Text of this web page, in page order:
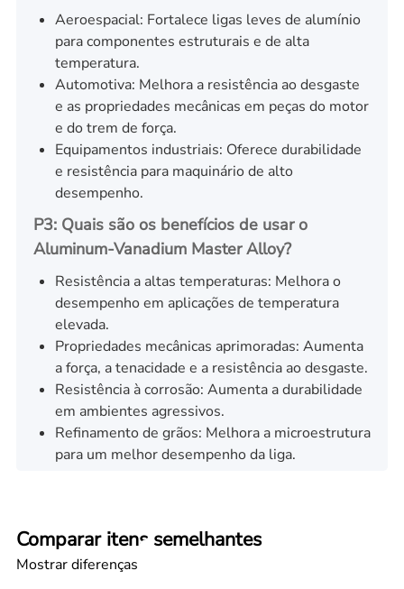
Aeroespacial: Fortalece ligas leves de alumínio
para componentes estruturais e de alta
temperatura.
Automotiva: Melhora a resistência ao desgaste
e as propriedades mecânicas em peças do motor
e do trem de força.
Equipamentos industriais: Oferece durabilidade
e resistência para maquinário de alto
desempenho.
P3: Quais são os benefícios de usar o
Aluminum-Vanadium Master Alloy?
Resistência a altas temperaturas: Melhora o
desempenho em aplicações de temperatura
elevada.
Propriedades mecânicas aprimoradas: Aumenta
a força, a tenacidade e a resistência ao desgaste.
Resistência à corrosão: Aumenta a durabilidade
em ambientes agressivos.
Refinamento de grãos: Melhora a microestrutura
para um melhor desempenho da liga.
Comparar itens semelhantes
Mostrar diferenças